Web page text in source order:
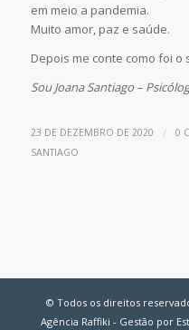
em meio a pandemia.
Muito amor, paz e saúde.
Depois me conte como foi o
Sou Joana Santiago –
23 DE DEZEMBRO DE 2020 / 0
SANTIAGO
© Todos os direitos
Agência Raffiki - Gestão por